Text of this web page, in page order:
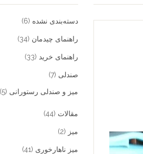
دسته‌بندی نشده (6)
راهنمای چیدمان (34)
راهنمای خرید (33)
صندلی (7)
میز و صندلی رستورانی (5)
مقالات (44)
میز (2)
میز ناهارخوری (41)